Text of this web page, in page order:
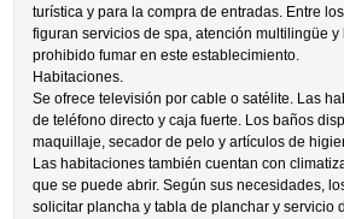
turística y para la compra de entradas. Entre
figuran servicios de spa, atención multilingüe y
prohibido fumar en este establecimiento.
Habitaciones.
Se ofrece televisión por cable o satélite. Las
de teléfono directo y caja fuerte. Los baños
maquillaje, secador de pelo y artículos de
Las habitaciones también cuentan con
que se puede abrir. Según sus necesidades,
solicitar plancha y tabla de planchar y servicio